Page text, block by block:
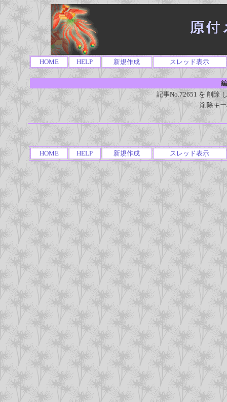
HOME HELP 新規作成 スレッド表示
記事No.72651 を 削除
削除キ
HOME HELP 新規作成 スレッド表示